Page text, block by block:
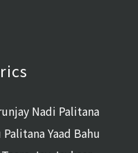
Nadi Palitana
Palitana Yaad Bahu